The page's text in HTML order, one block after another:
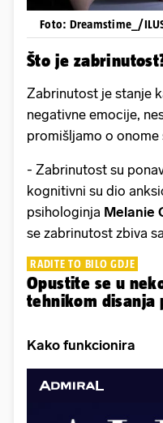
Foto: Dreamstime_/
Što je
Zabrinutost je stanje
negativne emocije,
promišljamo o
- Zabrinutost su
kognitivni su dio
psihologinja Melanie
se zabrinutost zbiva
RADITE TO BILO GDJE
Opustite se u
tehnikom disanja
Kako funkcionira